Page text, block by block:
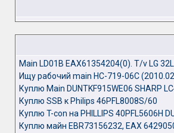
Main LD01B EAX61354204(0). T/v LG
Ищу рабочий main HC-719-06C
Куплю Main DUNTKF915WE06 SHARP
Куплю SSB к Philips 46PFL8008S/60
Куплю T-con на PHILLIPS 40PFL5606H
Куплю майн EBR73156232, EAX